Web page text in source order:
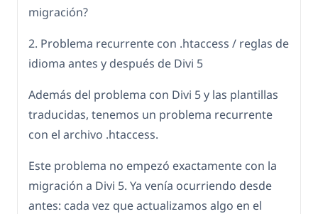
migración?
2. Problema recurrente con .htaccess / reglas de
idioma antes y después de Divi 5
Además del problema con Divi 5 y las plantillas
traducidas, tenemos un problema recurrente
con el archivo .htaccess.
Este problema no empezó exactamente con la
migración a Divi 5. Ya venía ocurriendo desde
antes: cada vez que actualizamos algo en el